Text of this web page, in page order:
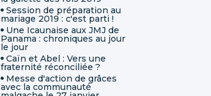
Session de préparation au
mariage 2019 : c'est parti !
Une Icaunaise aux JMJ de
Panama : chroniques au jour
le jour
Caïn et Abel : Vers une
fraternité réconciliée ?
Messe d'action de grâces
avec la communauté